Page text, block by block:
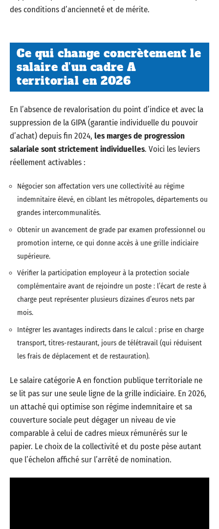
des conditions d’ancienneté et de mérite.
Ce qui change concrètement le
salaire d’un cadre A
territorial en 2026
En l’absence de revalorisation du point d’indice et avec la
suppression de la GIPA (garantie individuelle du pouvoir
d’achat) depuis fin 2024, les marges de progression
salariale sont strictement individuelles. Voici les leviers
réellement activables :
Négocier son affectation vers une collectivité au régime
indemnitaire élevé, en ciblant les métropoles, départements ou
grandes intercommunalités.
Obtenir un avancement de grade par examen professionnel ou
promotion interne, ce qui donne accès à une grille indiciaire
supérieure.
Vérifier la participation employeur à la protection sociale
complémentaire avant de rejoindre un poste : l’écart de reste à
charge peut représenter plusieurs dizaines d’euros nets par
mois.
Intégrer les avantages indirects dans le calcul : prise en charge
transport, titres-restaurant, jours de télétravail (qui réduisent
les frais de déplacement et de restauration).
Le salaire catégorie A en fonction publique territoriale ne
se lit pas sur une seule ligne de la grille indiciaire. En 2026,
un attaché qui optimise son régime indemnitaire et sa
couverture sociale peut dégager un niveau de vie
comparable à celui de cadres mieux rémunérés sur le
papier. Le choix de la collectivité et du poste pèse autant
que l’échelon affiché sur l’arrêté de nomination.